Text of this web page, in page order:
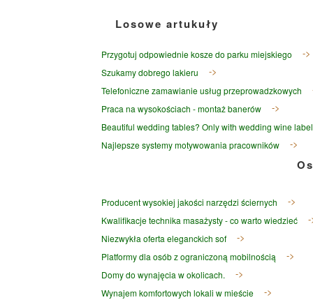
Losowe artukuły
Przygotuj odpowiednie kosze do parku miejskiego
Szukamy dobrego lakieru
Telefoniczne zamawianie usług przeprowadzkowych
Praca na wysokościach - montaż banerów
Beautiful wedding tables? Only with wedding wine
Najlepsze systemy motywowania pracowników
Producent wysokiej jakości narzędzi ściernych
Kwalifikacje technika masażysty - co warto wiedzieć
Niezwykła oferta eleganckich sof
Platformy dla osób z ograniczoną mobilnością
Domy do wynajęcia w okolicach.
Wynajem komfortowych lokali w mieście